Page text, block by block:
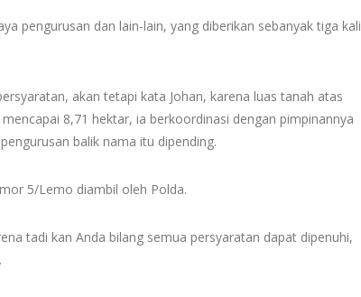
pengurusan dan lain-lain, yang diberikan sebanyak tiga kali
akan tetapi kata Johan, karena luas tanah atas
8,71 hektar, ia berkoordinasi dengan pimpinannya
balik nama itu dipending.
5/Lemo diambil oleh Polda.
tadi kan Anda bilang semua persyaratan dapat dipenuhi,